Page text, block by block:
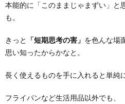
本能的に「このままじゃまずい」と
も。
きっと 「短期思考の害」 を色んな場
思い知ったからかなと。
長く使えるものを手に入れると単純
フライパンなど生活用品以外でも、